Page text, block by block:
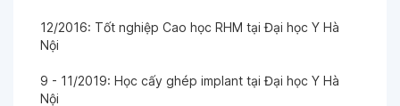
12/2016: Tốt nghiệp Cao học RHM tại Đại học Y Hà
Nội
9 - 11/2019: Học cấy ghép implant tại Đại học Y Hà
Nội
Ngày 13-01-2026
Ngày 03-01-2026